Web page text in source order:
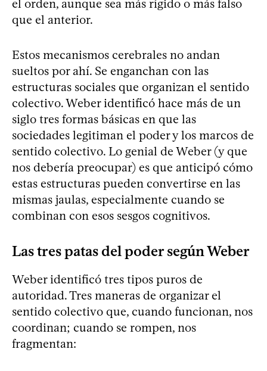
el orden, aunque sea más rígido o más falso
que el anterior.
Estos mecanismos cerebrales no andan
sueltos por ahí. Se enganchan con las
estructuras sociales que organizan el sentido
colectivo. Weber identificó hace más de un
siglo tres formas básicas en que las
sociedades legitiman el poder y los marcos de
sentido colectivo. Lo genial de Weber (y que
nos debería preocupar) es que anticipó cómo
estas estructuras pueden convertirse en las
mismas jaulas, especialmente cuando se
combinan con esos sesgos cognitivos.
Las tres patas del poder según Weber
Weber identificó tres tipos puros de
autoridad. Tres maneras de organizar el
sentido colectivo que, cuando funcionan, nos
coordinan; cuando se rompen, nos
fragmentan: